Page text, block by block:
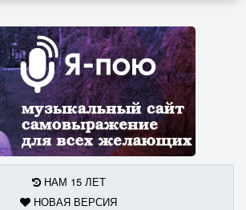
НАМ 15 ЛЕТ
НОВАЯ ВЕРСИЯ